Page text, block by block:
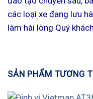
các loại xe đang lưu
làm hài lòng Quý
SẢN PHẨM TƯƠNG